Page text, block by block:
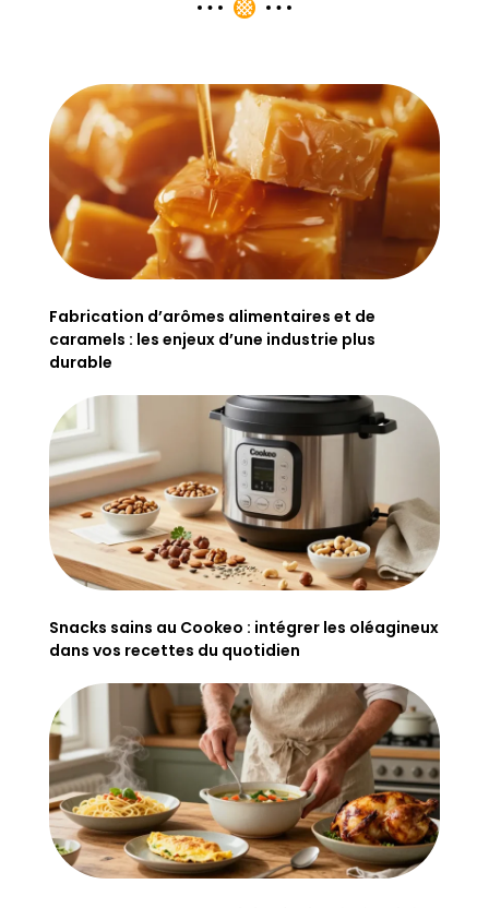
Fabrication d’arômes alimentaires et de
caramels : les enjeux d’une industrie plus
durable
Snacks sains au Cookeo : intégrer les oléagineux
dans vos recettes du quotidien